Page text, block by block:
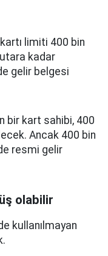
limiti 400 bin
kadar
gelir belgesi
bir kart sahibi, 400
Ancak 400 bin
resmi gelir
olabilir
kullanılmayan